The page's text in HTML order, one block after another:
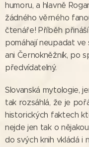
humoru, a hlavně
žádného věrného
čtenáře! Příběh
pomáhají neupadat
ani Černokněžník, po
předvídatelný.
Slovanská mytologie,
tak rozsáhlá, že je
historických faktech
nejde jen tak o
do svých knih vkládá i